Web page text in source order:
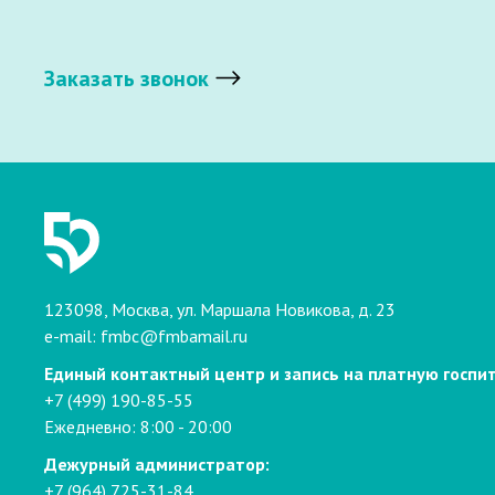
Заказать звонок
123098, Москва, ул. Маршала Новикова, д. 23
e-mail: fmbc@fmbamail.ru
Единый контактный центр и запись на платную
+7 (499) 190-85-55
Ежедневно: 8:00 - 20:00
Дежурный администратор: